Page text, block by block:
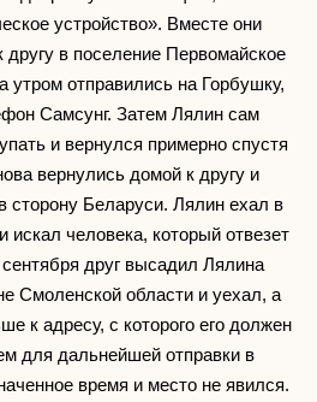
устройство». Вместе они
другу в поселение Первомайское
утром отправились на Горбушку,
Самсунг. Затем Лялин сам
и вернулся примерно спустя
вернулись домой к другу и
сторону Беларуси. Лялин ехал в
человека, который отвезет
друг высадил Лялина
Смоленской области и уехал, а
к адресу, с которого его должен
для дальнейшей отправки в
время и место не явился.